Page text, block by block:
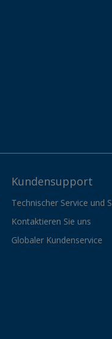
Kundensupport
Technischer Service und
Kontaktieren Sie uns
Globaler Kundenservice